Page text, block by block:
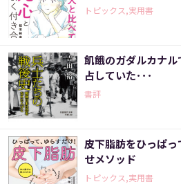
トピックス,実用書
飢餓のガダルカナ
占していた･･･
書評
皮下脂肪をひっぱ
せメソッド
トピックス,実用書